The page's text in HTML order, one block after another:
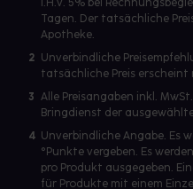
i.H.v. 5% bei
Tagen. Der tatsächliche
Apotheke.
2 Unverbindliche
tatsächliche Preis erscheint
3 Alle Preisangaben inkl.
Bringdienst der
4 Unverbindliche Angabe. Es
°Punkte vergeben. Es
pro Produkt ausgegeben.
für Produkte mit einem